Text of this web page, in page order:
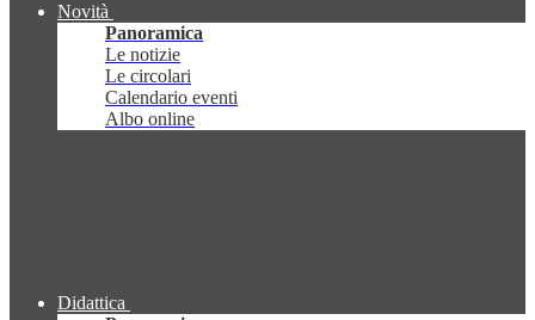
Novità
Panoramica
Le notizie
Le circolari
Calendario eventi
Albo online
Didattica